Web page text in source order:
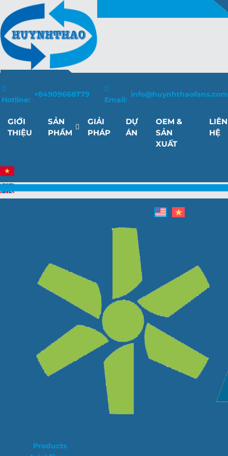
Hotline:
+84909668779
Email:
info@huynhthaofans.com
GIỚI
THIỆU
SẢN
PHẨM
GIẢI
PHÁP
DỰ
ÁN
OEM &
SẢN
XUẤT
LIÊN
HỆ
Products